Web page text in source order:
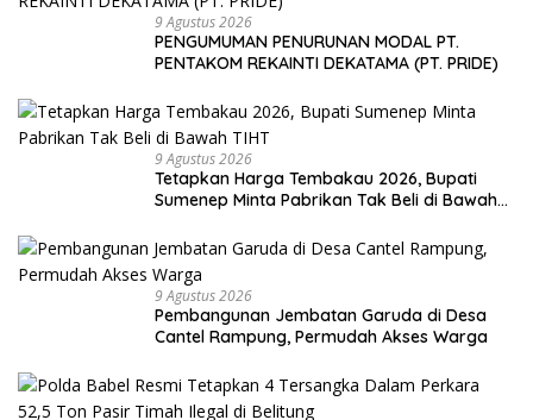
9 Agustus 2026
PENGUMUMAN PENURUNAN MODAL PT.
PENTAKOM REKAINTI DEKATAMA (PT. PRIDE)
9 Agustus 2026
Tetapkan Harga Tembakau 2026, Bupati
Sumenep Minta Pabrikan Tak Beli di Bawah
9 Agustus 2026
Pembangunan Jembatan Garuda di Desa
Cantel Rampung, Permudah Akses Warga